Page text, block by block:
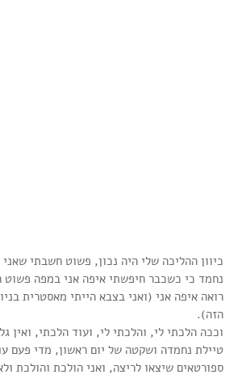
כיוון ההליכה שלי היה נכון, פשוט חשבתי
נחמד כי כשכבר חיפשתי איפה אני במפה פשוט
רואה איפה אני (ואני בצבא הייתי מאסטרית
הזה).
וככה הלכתי לי, והלכתי לי, ועוד הלכתי,
טיילת נחמדה ושקטה של יום ראשון, מדי פעם
ספורטאים שיצאו לריצה, ואני הולכת והולכת